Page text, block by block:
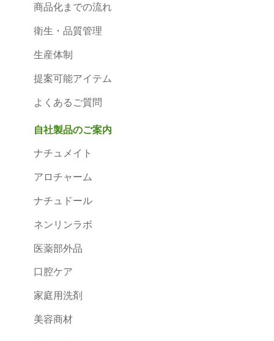
商品化までの流れ
衛生・品質管理
生産体制
提案可能アイテム
よくあるご質問
自社製品のご案内
ナチュメイト
アロチャーム
ナチュドール
ネンリンラボ
医薬部外品
口腔ケア
家庭用洗剤
美容商材